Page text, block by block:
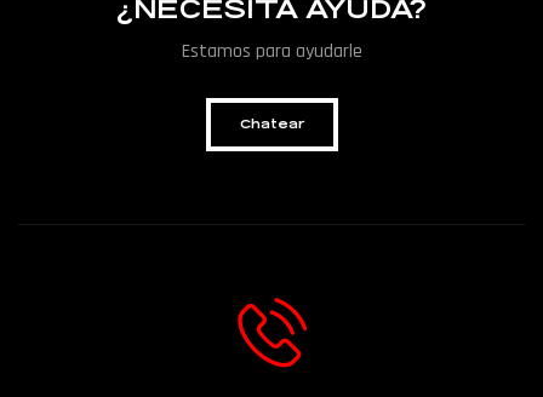
¿NECESITA AYUDA?
Estamos para ayudarle
Chatear